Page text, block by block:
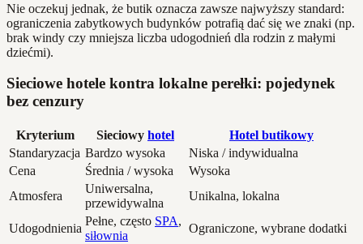
Nie oczekuj jednak, że butik oznacza zawsze najwyższy standard:
ograniczenia zabytkowych budynków potrafią dać się we znaki (np.
brak windy czy mniejsza liczba udogodnień dla rodzin z małymi
dziećmi).
Sieciowe hotele kontra lokalne perełki: pojedynek
bez cenzury
Kryterium Sieciowy hotel
Hotel butikowy
Standaryzacja Bardzo wysoka
Niska / indywidualna
Cena
Średnia / wysoka
Wysoka
Atmosfera
Uniwersalna,
przewidywalna
Unikalna, lokalna
Udogodnienia
Pełne, często SPA,
siłownia
Ograniczone, wybrane dodatki